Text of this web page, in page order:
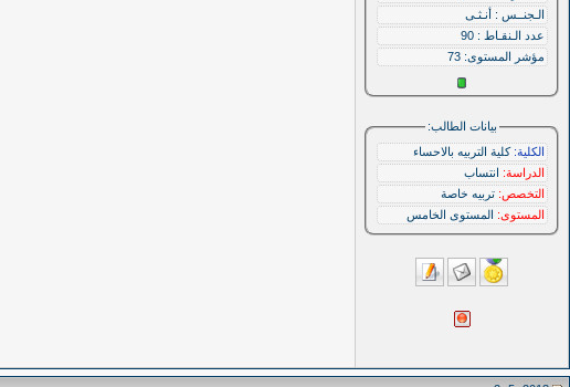
الـجنــس : أنـثـى
عدد الـنقـاط : 90
مؤشر المستوى: 73
بيانات الطالب:
الكلية: كلية التربيه بالاحساء
الدراسة: انتساب
التخصص: تربيه خاصة
المستوى: المستوى الخامس